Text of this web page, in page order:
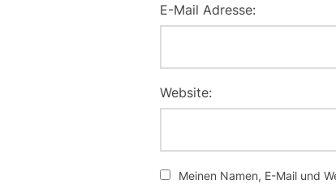
E-Mail Adresse:
Website:
Meinen Namen, E-Mail und